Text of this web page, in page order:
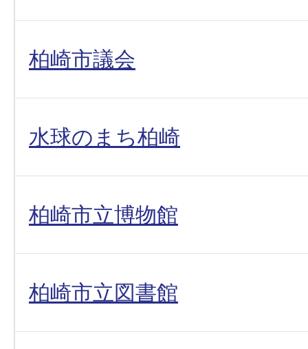
柏崎市議会
水球のまち柏崎
柏崎市立博物館
柏崎市立図書館